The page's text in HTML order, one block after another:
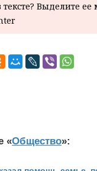
Выделите
«Общество»: